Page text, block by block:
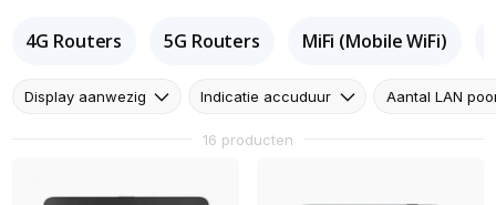
4G Routers 5G Routers MiFi (Mobile WiFi)
Display aanwezig Indicatie accuduur Aantal LAN
16 producten